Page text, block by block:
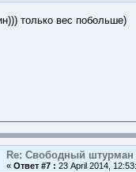
только вес побольше)
Re: Свободный штурман
« Ответ #7 : 23 April 2014,